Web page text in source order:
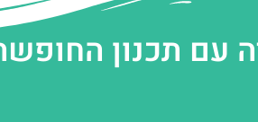
עם תכנון